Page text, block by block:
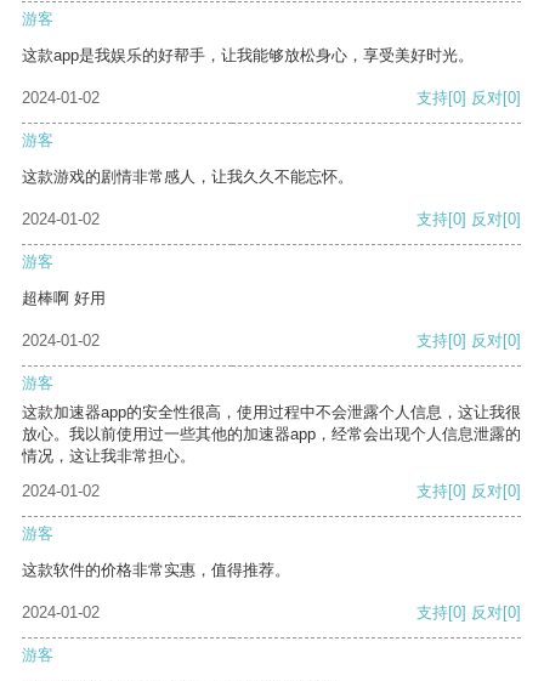
游客
这款app是我娱乐的好帮手，让我能够放松身心，享受美好时光。
2024-01-02 支持[0] 反对[0]
游客
这款游戏的剧情非常感人，让我久久不能忘怀。
2024-01-02 支持[0] 反对[0]
游客
超棒啊 好用
2024-01-02 支持[0] 反对[0]
游客
这款加速器app的安全性很高，使用过程中不会泄露个人信息，这让我很
放心。我以前使用过一些其他的加速器app，经常会出现个人信息泄露的
情况，这让我非常担心。
2024-01-02
支持[0] 反对[0]
游客
这款软件的价格非常实惠，值得推荐。
2024-01-02 支持[0] 反对[0]
游客